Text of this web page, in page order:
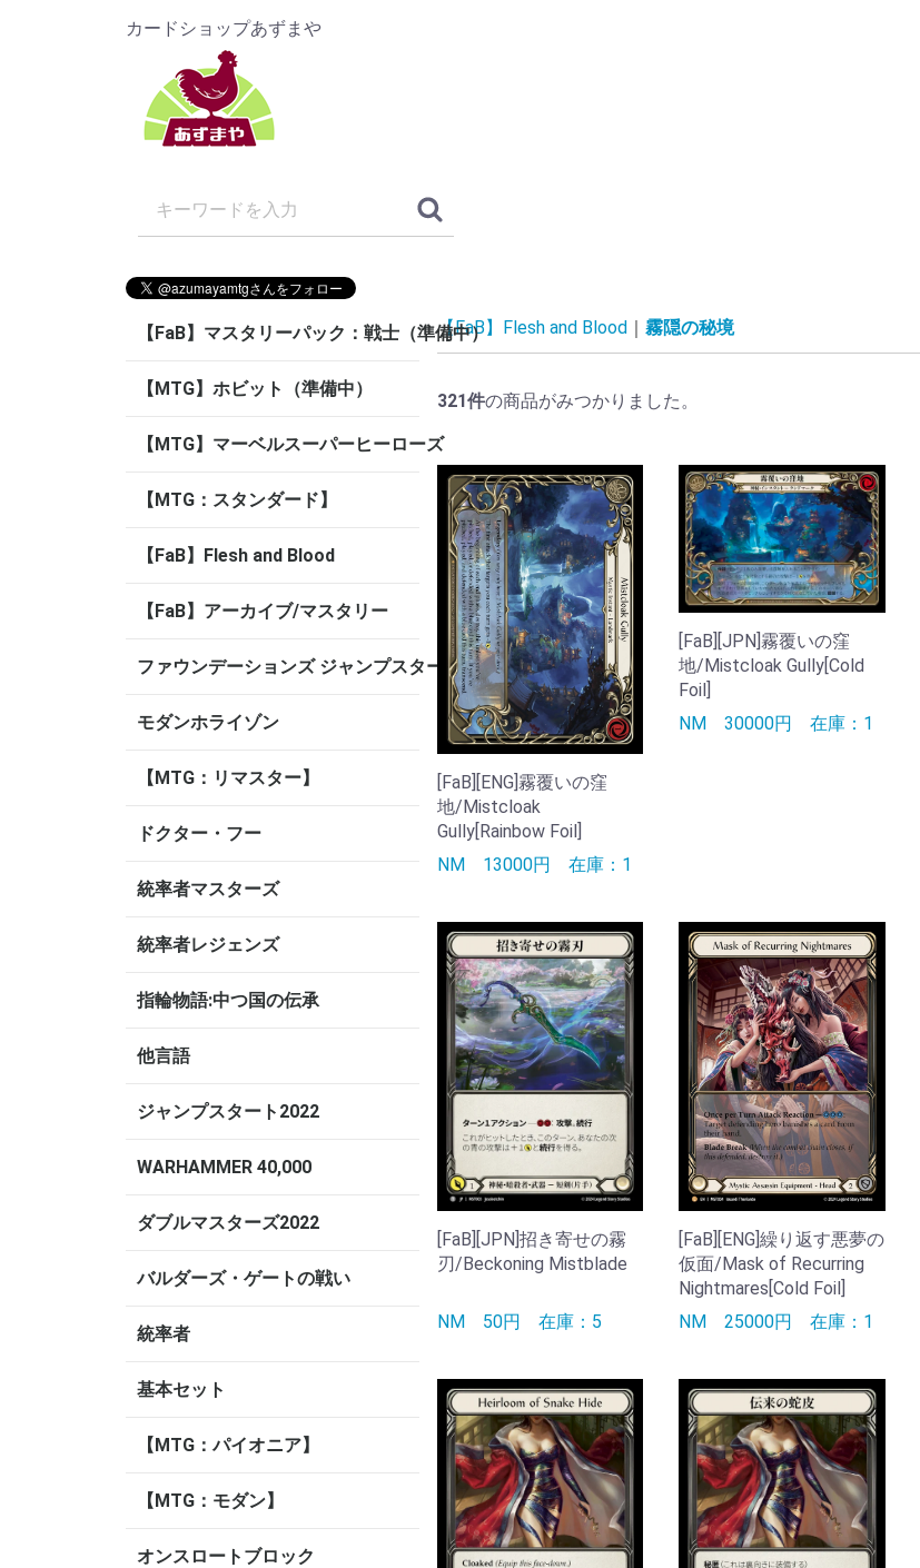
カードショップあずまや
【FaB】マスタリーパック：戦士（準備中）
【MTG】ホビット（準備中）
【MTG】マーベルスーパーヒーローズ
【MTG：スタンダード】
【FaB】Flesh and Blood
【FaB】アーカイブ/マスタリー
ファウンデーションズ ジャンプスタート
モダンホライゾン
【MTG：リマスター】
ドクター・フー
統率者マスターズ
統率者レジェンズ
指輪物語:中つ国の伝承
他言語
ジャンプスタート2022
WARHAMMER 40,000
ダブルマスターズ2022
バルダーズ・ゲートの戦い
統率者
基本セット
【MTG：パイオニア】
【MTG：モダン】
オンスロートブロック
【FaB】Flesh and Blood 霧隠の秘境
321件の商品がみつかりました。
[FaB][ENG]霧覆いの窪
地/Mistcloak
Gully[Rainbow Foil]
NM 13000円 在庫：1
[FaB][JPN]霧覆いの窪
地/Mistcloak Gully[Cold
Foil]
NM30000円在庫：1
[FaB][JPN]招き寄せの霧
刃/Beckoning Mistblade
NM 50円 在庫：5
[FaB][ENG]繰り返す悪夢の
仮面/Mask of Recurring
Nightmares[Cold Foil]
NM25000円在庫：1